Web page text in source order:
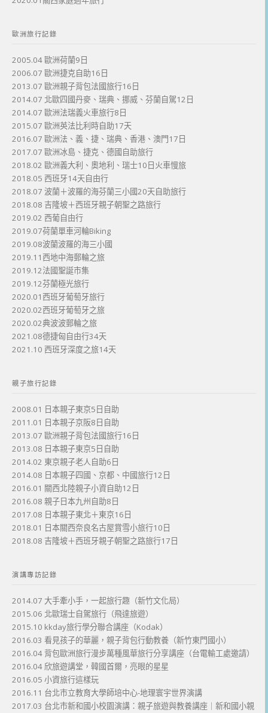
歐洲旅行記錄
2005.04 歐洲荷蘭9日
2006.07 歐洲捷克自助16日
2013.07 歐洲親子背包法國旅行16日
2014.07 北歐四國丹麥、瑞典、挪威、芬蘭自駕12日
2014.07 歐洲法瑞義火車旅行8日
2015.07 歐洲英法比利時自助17天
2016.07 歐洲法、義、捷、瑞典、香港、澳門17日
2017.07 歐洲冰島、捷克、德國自助旅行
2018.02 歐洲義大利、奧地利、瑞士10日火車慢旅
2018.05 西班牙14天自由行
2018.07 波蘭＋波羅的海芬蘭三小國20天自助旅行
2018.08 吉隆坡＋西班牙親子朝聖之路旅行
2019.02 西葡自由行
2019.07荷蘭單車河輪Biking
2019.08波蘭波羅的海三小國
2019.11西地中海郵輪之旅
2019.12法國聖誕市集
2019.12芬蘭極光旅行
2020.01西班牙葡萄牙旅行
2020.02西班牙葡萄牙之旅
2020.02典波波郵輪之旅
2021.08德捷匈自由行34天
2021.10 西班牙深度之旅14天
親子旅行記錄
2008.01 日本親子東京5日自助
2011.01 日本親子京阪8日自助
2013.07 歐洲親子背包法國旅行16日
2013.08 日本親子東京5日自助
2014.02 東京親子老人自助6日
2014.08 日本親子四國、京都、中國旅行12日
2016.01 關西北陸親子小資自助12日
2016.08 親子日本九州自助8日
2017.08 日本親子東北＋東京16日
2018.01 日本關西奈良名古屋賞雪小旅行10日
2018.08 吉隆坡＋西班牙親子朝聖之路旅行17日
演講專訪記錄
2014.07 大手牽小手，一起旅行趣（新竹文化局）
2015.06 北歐瑞士自駕旅行（飛達旅遊）
2015.10 kkday旅行學分聯合講座（Kodak）
2016.03 看見孩子的華麗，親子背包行動教養（新竹東門國小）
2016.04 背包歐洲旅行漫步萬種風華旅行分享講座（台電輸工處邀請）
2016.04 欣旅遊講堂，韓國首爾，亮眼的星星
2016.05 小資旅行這樣玩
2016.11 台北市立教育大學師培中心-地理寰宇世界演講
2017.03 台北市新和國小校園演講：親子旅遊與教養講座｜新和國小親